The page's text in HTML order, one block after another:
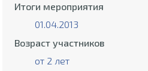
Итоги мероприятия
01.04.2013
Возраст участников
от 2 лет